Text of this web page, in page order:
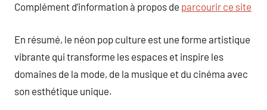
Complément d’information à propos de parcourir ce site
En résumé, le néon pop culture est une forme artistique
vibrante qui transforme les espaces et inspire les
domaines de la mode, de la musique et du cinéma avec
son esthétique unique.